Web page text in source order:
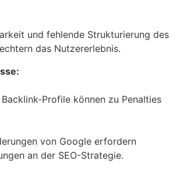
und fehlende Strukturierung des
das Nutzererlebnis.
Profile können zu Penalties
von Google erfordern
an der SEO-Strategie.